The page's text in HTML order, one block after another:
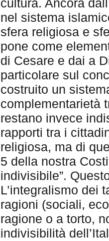
cultura. Ancora
nel sistema
sfera religiosa e
pone come
di Cesare e dai a
particolare sul
costruito un
complementarietà
restano invece
rapporti tra i
religiosa, ma di
5 della nostra
indivisibile”.
L’integralismo dei
ragioni (sociali,
ragione o a torto,
indivisibilità